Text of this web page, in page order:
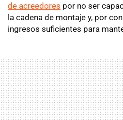
de acreedores por no ser
la cadena de montaje y, por
ingresos suficientes para